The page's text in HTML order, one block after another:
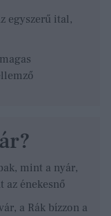
egyszerű ital,
mint a nyár,
az énekesnő
a Rák bízzon a